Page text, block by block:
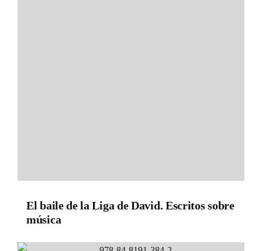
El baile de la Liga de David. Escritos sobre
música